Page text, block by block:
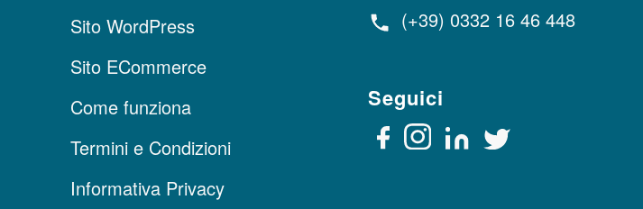
Sito WordPress
Sito ECommerce
Come funziona
Termini e Condizioni
Informativa Privacy
(+39) 0332 16 46 448
Seguici